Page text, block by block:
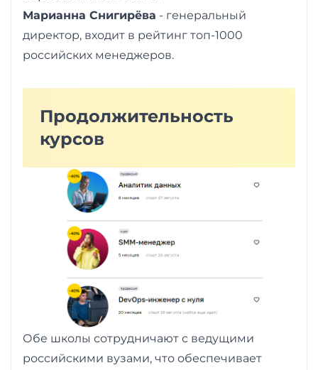
Марианна Снигирёва - генеральный
директор, входит в рейтинг топ-1000
российских менеджеров.
Продолжительность
курсов
Обе школы сотрудничают с ведущими
российскими вузами, что обеспечивает